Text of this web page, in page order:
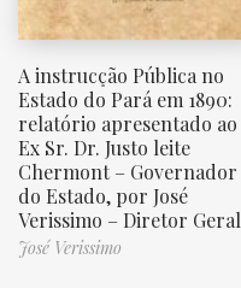
A instrucção Pública no
Estado do Pará em 1890:
relatório apresentado ao
Ex Sr. Dr. Justo leite
Chermont – Governador
do Estado, por José
Verissimo – Diretor Geral
José Verissimo